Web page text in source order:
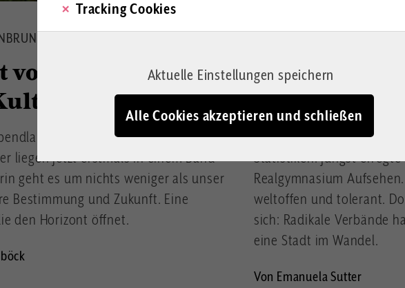
von den Leistungen
aus dem Nachlass von Gerd-
liegen jetzt erstmals in einem Band
geht es um nichts weniger als unser
Bestimmung und Zukunft. Eine
den Horizont öffnet.
Islamismus
Schultür
Wien wird muslimisch.
Statistiken. Jüngst
Realgymnasium
weltoffen und tolerant.
sich: Radikale Verbände
eine Stadt im Wandel.
Von Emanuela Sutter
Tracking Cookies
Aktuelle Einstellungen speichern
Alle Cookies akzeptieren und schließen